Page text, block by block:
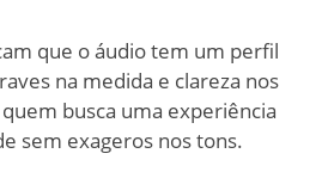
que o áudio tem um perfil
na medida e clareza nos
busca uma experiência
sem exageros nos tons.